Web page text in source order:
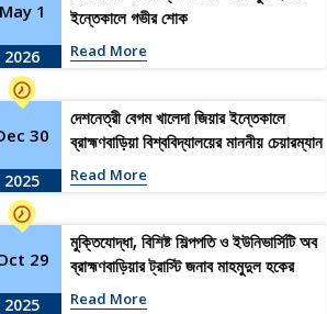
May 1
2026
ইন্তেকালে গভীর শোক
Read More
30
2025
দেশনেত্রী বেগম খালেদা জিয়ার ইন্তেকালে
ব্রাহ্মণবাড়িয়া বিশ্ববিদ্যালয়ের মাননীয় চেয়ারম্যান
(ভারপ্রাপ্ত) ও সকল ট্রাস্টিজের গভীর শোক ও
সমবেদনা
Read More
29
2025
মুক্তিযোদ্ধা, বিশিষ্ট শিল্পপতি ও ইউনিভার্সিটি অব
ব্রাহ্মণবাড়িয়ার ট্রাস্টি জনাব মাহমুদুল হকের
মৃত্যুতে গভীর শোক প্রকাশ
Read More